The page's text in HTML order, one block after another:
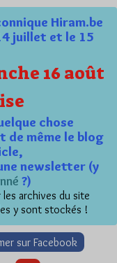
Hiram.be
juillet et le 15
16 août
chose
même le blog
newsletter (y
?)
archives du site
y sont stockés !
sur Facebook